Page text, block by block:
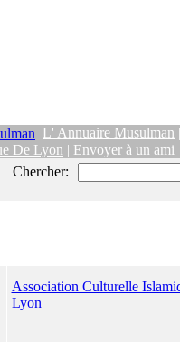
L' Annuaire Musulman
De Lyon | Envoyer à un ami
Chercher:
Association Culturelle
Lyon